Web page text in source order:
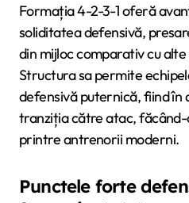
Formația 4-2-3-1 oferă
soliditatea defensivă,
din mijloc comparativ cu
Structura sa permite
defensivă puternică, fiind în
tranziția către atac,
printre antrenorii moderni.
Punctele forte